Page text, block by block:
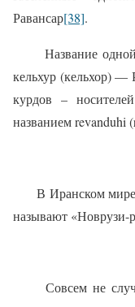
Равансар[38].
Название
кельхур (кельхор) —
курдов –
названием revanduhi
В Иранском
называют «Новрузи-
Совсем не